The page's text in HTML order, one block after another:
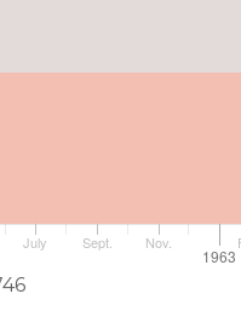
1963
July Sept. Nov.